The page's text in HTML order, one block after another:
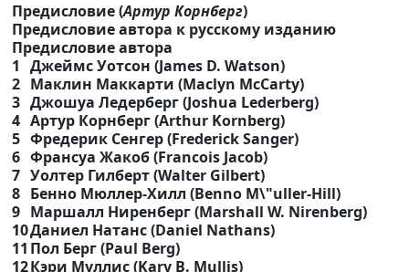
Предисловие (Артур Корнберг)
Предисловие автора к русскому изданию
Предисловие автора
1 Джеймс Уотсон (James D. Watson)
2 Маклин Маккарти (Maclyn McCarty)
3 Джошуа Ледерберг (Joshua Lederberg)
4 Артур Корнберг (Arthur Kornberg)
5 Фредерик Сенгер (Frederick Sanger)
6 Франсуа Жакоб (Francois Jacob)
7 Уолтер Гилберт (Walter Gilbert)
8 Бенно Мюллер-Хилл (Benno M\"uller-Hill)
9 Маршалл Ниренберг (Marshall W. Nirenberg)
10Даниел Натанс (Daniel Nathans)
11 Пол Берг (Paul Berg)
12Кэри Муллис (Kary B. Mullis)